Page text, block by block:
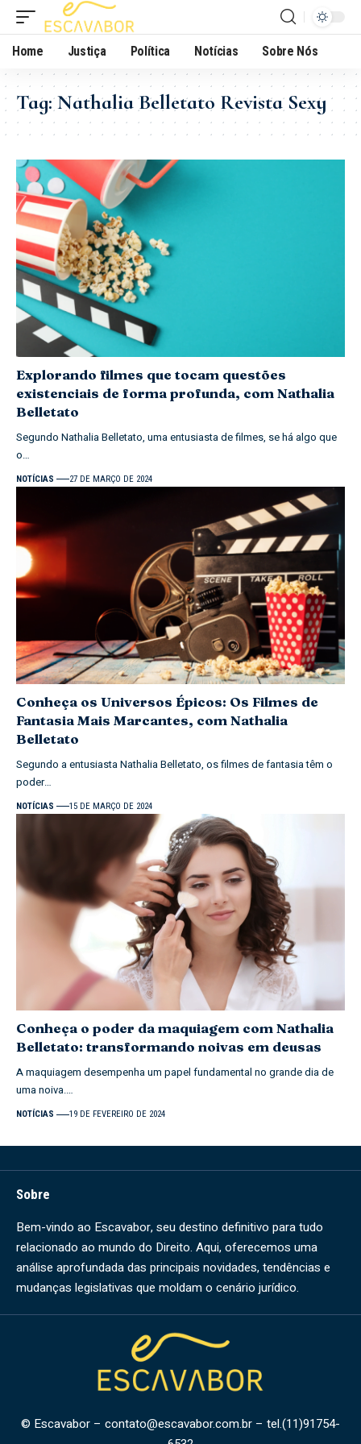
Home Justiça Política Notícias Sobre Nós
Tag:Nathalia Belletato Revista Sexy
Explorando filmes que tocam questões
existenciais de forma profunda, com Nathalia
Belletato
Segundo Nathalia Belletato, uma entusiasta de filmes, se há algo que
o…
NOTÍCIAS 27 DE MARÇO DE 2024
Conheça os Universos Épicos: Os Filmes de
Fantasia Mais Marcantes, com Nathalia
Belletato
Segundo a entusiasta Nathalia Belletato, os filmes de fantasia têm o
poder…
NOTÍCIAS 15 DE MARÇO DE 2024
Conheça o poder da maquiagem com Nathalia
Belletato: transformando noivas em deusas
A maquiagem desempenha um papel fundamental no grande dia de
uma noiva.…
NOTÍCIAS 19 DE FEVEREIRO DE 2024
Sobre
Bem-vindo ao Escavabor, seu destino definitivo para tudo
relacionado ao mundo do Direito. Aqui, oferecemos uma
análise aprofundada das principais novidades, tendências e
mudanças legislativas que moldam o cenário jurídico.
© Escavabor – contato@escavabor.com.br – tel.(11)91754-